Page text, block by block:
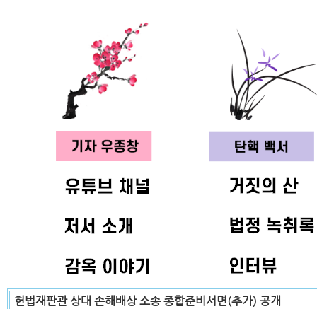
헌법재판관 상대 손해배상 소송 종합준비서면(추가) 공개